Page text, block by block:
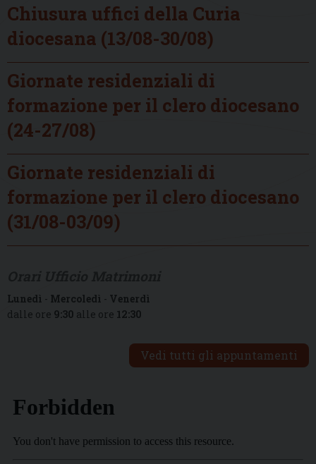
Chiusura uffici della Curia
diocesana (13/08-30/08)
Giornate residenziali di
formazione per il clero diocesano
(24-27/08)
Giornate residenziali di
formazione per il clero diocesano
(31/08-03/09)
Lunedì - Mercoledì - Venerdì
dalle ore 9:30 alle ore 12:30
Vedi tutti gli appuntamenti